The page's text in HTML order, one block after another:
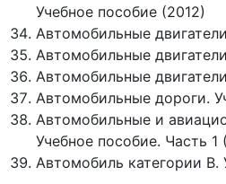
Учебное пособие (2012)
Автомобильные
Автомобильные
Автомобильные
Автомобильные дороги.
Автомобильные и
Учебное пособие. Часть 1
Автомобиль категории В.